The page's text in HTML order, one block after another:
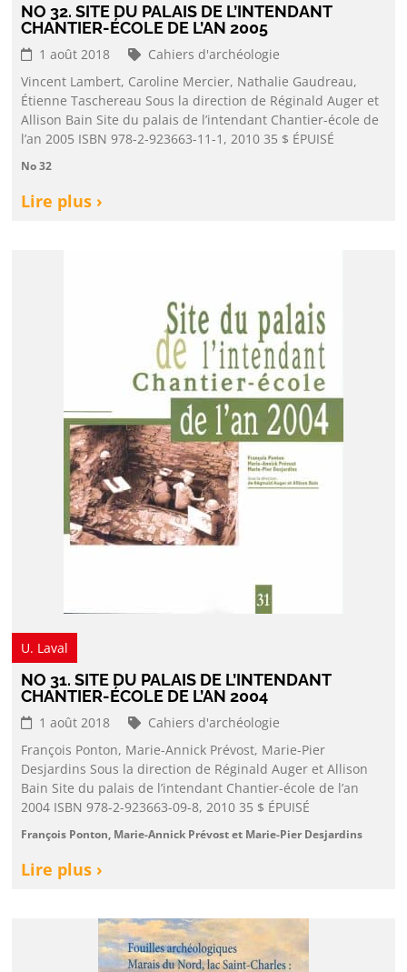
NO 32. SITE DU PALAIS DE L’INTENDANT
CHANTIER-ÉCOLE DE L’AN 2005
1 août 2018
Cahiers d'archéologie
Vincent Lambert, Caroline Mercier, Nathalie Gaudreau,
Étienne Taschereau Sous la direction de Réginald Auger et
Allison Bain Site du palais de l’intendant Chantier-école de
l’an 2005 ISBN 978-2-923663-11-1, 2010 35 $ ÉPUISÉ
No 32
Lire plus ›
U. Laval
NO 31. SITE DU PALAIS DE L’INTENDANT
CHANTIER-ÉCOLE DE L’AN 2004
1 août 2018
Cahiers d'archéologie
François Ponton, Marie-Annick Prévost, Marie-Pier
Desjardins Sous la direction de Réginald Auger et Allison
Bain Site du palais de l’intendant Chantier-école de l’an
2004 ISBN 978-2-923663-09-8, 2010 35 $ ÉPUISÉ
François Ponton, Marie-Annick Prévost et Marie-Pier Desjardins
Lire plus ›